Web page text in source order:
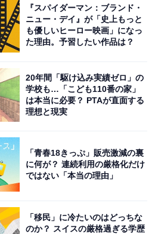
『スパイダーマン：ブランド・
ニュー・デイ』が「史上もっと
も優しいヒーロー映画」になっ
た理由。予習したい作品は？
20年間「駆け込み実績ゼロ」の
学校も…「こども110番の家」
は本当に必要？ PTAが直面する
理想と現実
「青春18きっぷ」販売激減の裏
に何が？ 連続利用の厳格化だけ
ではない「本当の理由」
「移民」に冷たいのはどっちな
のか？ スイスの厳格過ぎる学歴